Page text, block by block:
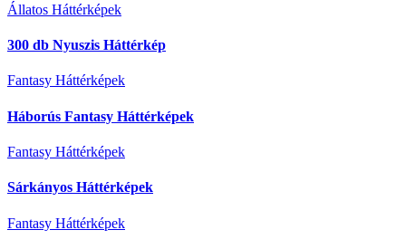
Állatos Háttérképek
300 db Nyuszis Háttérkép
Fantasy Háttérképek
Háborús Fantasy Háttérképek
Fantasy Háttérképek
Sárkányos Háttérképek
Fantasy Háttérképek